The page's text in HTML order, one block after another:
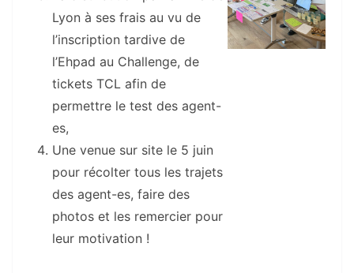
Lyon à ses frais au vu de
l’inscription tardive de
l’Ehpad au Challenge, de
tickets TCL afin de
permettre le test des agent-
es,
Une venue sur site le 5 juin
pour récolter tous les trajets
des agent-es, faire des
photos et les remercier pour
leur motivation !